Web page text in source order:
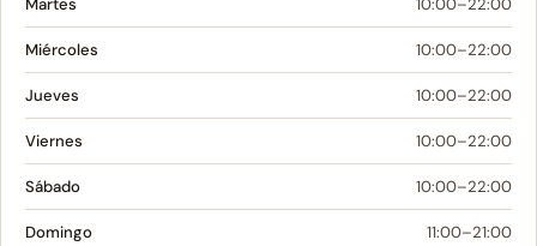
Martes 10:00–22:00
Miércoles 10:00–22:00
Jueves 10:00–22:00
Viernes 10:00–22:00
Sábado 10:00–22:00
Domingo 11:00–21:00